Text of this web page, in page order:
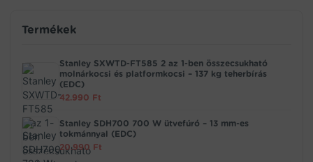
Termékek
Stanley SXWTD-FT585 2 az 1-ben összecsukható
molnárkocsi és platformkocsi – 137 kg teherbírás
(EDC)
42.990 Ft
Stanley SDH700 700 W ütvefúró – 13 mm-es
tokmánnyal (EDC)
20.990 Ft